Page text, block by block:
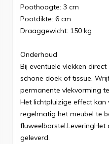
Poothoogte: 3 cm
Pootdikte: 6 cm
Draaggewicht: 150 kg
Onderhoud
Bij eventuele vlekken
schone doek of tissue.
permanente vlekvorming
Het lichtpluizige effect
regelmatig het meubel te
geleverd.